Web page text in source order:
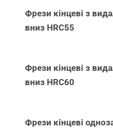
Фрези кінцеві з
вниз НRC55
Фрези кінцеві з
вниз НRC60
Фрези кінцеві